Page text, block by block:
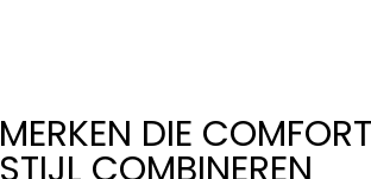
MERKEN DIE
STIJL COMBINEREN